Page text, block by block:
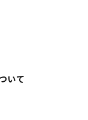
いて